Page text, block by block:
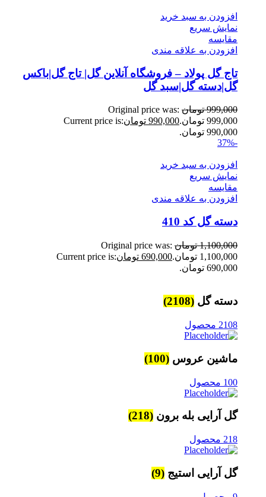
افزودن به سبد خرید
نمایش سریع
مقايسه
افزودن به علاقه مندی
تاج گل پولاد – فروشگاه آنلاین گل| تاج گل|باکس
گل|دسته گل|سبد گل
999,000 تومان Original price was:
999,000 تومان.
990,000 تومانCurrent price is:
990,000 تومان.
-37%
افزودن به سبد خرید
نمایش سریع
مقايسه
افزودن به علاقه مندی
دسته گل کد 410
1,100,000 تومان Original price was:
1,100,000 تومان.
690,000 تومانCurrent price is:
690,000 تومان.
دسته گل (2108)
2108 محصول
ماشین عروس (100)
100 محصول
گل آرایی بله برون (218)
218 محصول
گل آرایی استیج (9)